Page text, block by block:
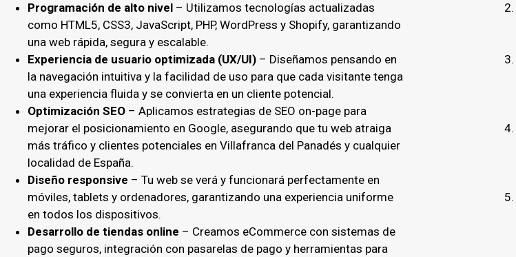
Programación de alto nivel – Utilizamos tecnologías actualizadas
como HTML5, CSS3, JavaScript, PHP, WordPress y Shopify, garantizando
una web rápida, segura y escalable.
Experiencia de usuario optimizada (UX/UI) – Diseñamos pensando en
la navegación intuitiva y la facilidad de uso para que cada visitante tenga
una experiencia fluida y se convierta en un cliente potencial.
Optimización SEO – Aplicamos estrategias de SEO on-page para
mejorar el posicionamiento en Google, asegurando que tu web atraiga
más tráfico y clientes potenciales en Villafranca del Panadés y cualquier
localidad de España.
Diseño responsive – Tu web se verá y funcionará perfectamente en
móviles, tablets y ordenadores, garantizando una experiencia uniforme
en todos los dispositivos.
Desarrollo de tiendas online – Creamos eCommerce con sistemas de
pago seguros, integración con pasarelas de pago y herramientas para